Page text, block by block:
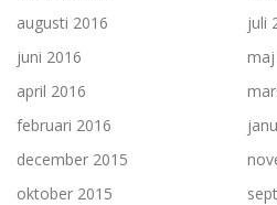
augusti 2016
juli
juni 2016
maj
april 2016
februari 2016
december 2015
oktober 2015